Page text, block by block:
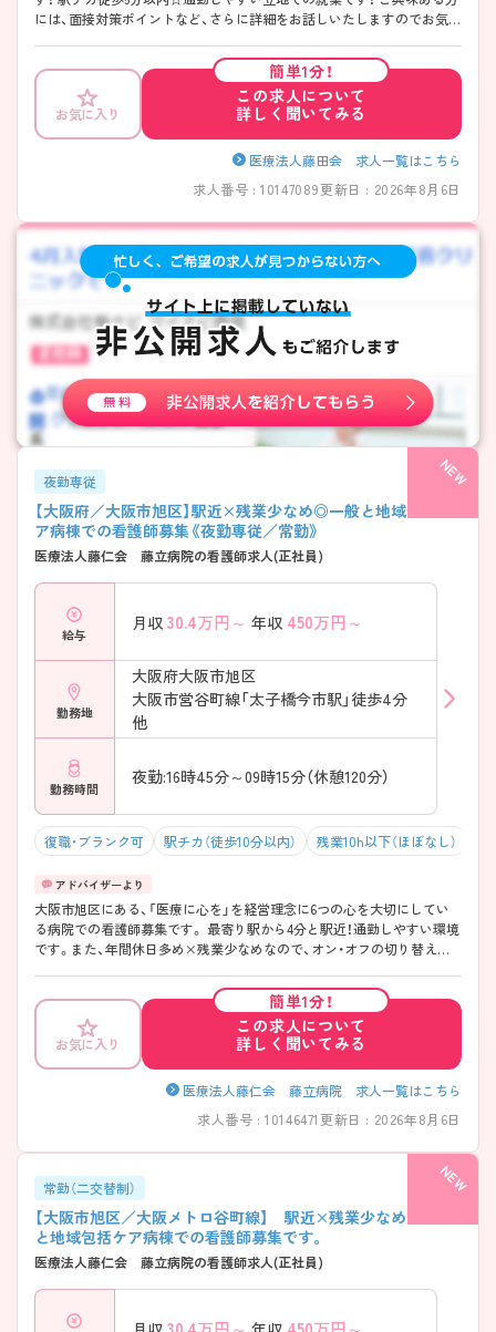
には、面接対策ポイントなど、さらに詳細をお話しいたしますのでお気軽
お気に入り
簡単1分！
この求人について
詳しく聞いてみる
医療法人藤田会 求人一覧はこちら
求人番号 : 10147089更新日 : 2026年8月6日
夜勤専従
【大阪府／大阪市旭区】駅近×残業少なめ◎一般と地域包括ケ
ア病棟での看護師募集《夜勤専従／常勤》
医療法人藤仁会 藤立病院の看護師求人(正社員)
給与
月収 30.4万円～ 年収 450万円～
勤務地
大阪府大阪市旭区
大阪市営谷町線「太子橋今市駅」徒歩4分
他
勤務時間
夜勤:16時45分～09時15分（休憩120分）
復職・ブランク可 駅チカ（徒歩10分以内） 残業10h以下（ほぼなし）
大阪市旭区にある、「医療に心を」を経営理念に6つの心を大切にしてい
る病院での看護師募集です。 最寄り駅から4分と駅近！通勤しやすい環境
です。また、年間休日多め×残業少なめなので、オン・オフの切り替えも
護師までお問い合わせください。さらに詳しい情報をお伝えします！
お気に入り
簡単1分！
この求人について
詳しく聞いてみる
医療法人藤仁会 藤立病院 求人一覧はこちら
求人番号 : 10146471 更新日 : 2026年8月6日
常勤（二交替制）
【大阪市旭区／大阪メトロ谷町線】 駅近×残業少なめ◎一般
と地域包括ケア病棟での看護師募集です。
医療法人藤仁会 藤立病院の看護師求人(正社員)